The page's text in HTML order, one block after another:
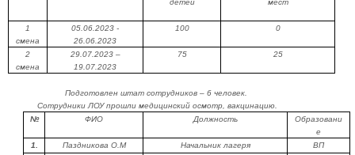
детей
мест
1
смена
05.06.2023 -
26.06.2023
100 0
2
смена
29.07.2023 –
19.07.2023
75 25
Подготовлен штат сотрудников – 6 человек.
Сотрудники ЛОУ прошли медицинский осмотр, вакцинацию.
№
ФИО Должность
Образовани
е
1.
Паздникова О.М Начальник лагеря
ВП